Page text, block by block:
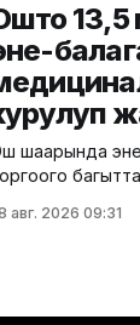
13,5
шаарында
(KfW)
авг. 2026 09:31